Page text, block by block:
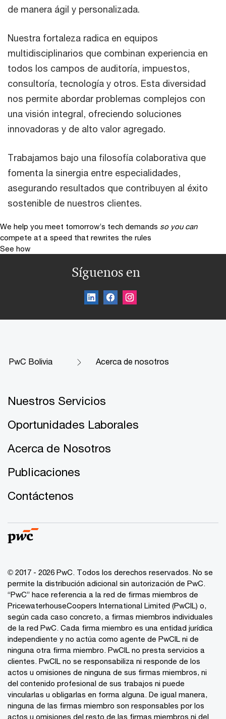
de manera ágil y personalizada.
Nuestra fortaleza radica en equipos
multidisciplinarios que combinan experiencia en
todos los campos de auditoría, impuestos,
consultoría, tecnología y otros. Esta diversidad
nos permite abordar problemas complejos con
una visión integral, ofreciendo soluciones
innovadoras y de alto valor agregado.
Trabajamos bajo una filosofía colaborativa que
fomenta la sinergia entre especialidades,
asegurando resultados que contribuyen al éxito
sostenible de nuestros clientes.
We help you meet tomorrow’s tech demands so you can
compete at a speed that rewrites the rules
See how
Síguenos en
PwC Bolivia Acerca de nosotros
Nuestros Servicios
Oportunidades Laborales
Acerca de Nosotros
Publicaciones
Contáctenos
© 2017 - 2026 PwC. Todos los derechos reservados. No se
permite la distribución adicional sin autorización de PwC.
“PwC” hace referencia a la red de firmas miembros de
PricewaterhouseCoopers International Limited (PwCIL) o,
según cada caso concreto, a firmas miembros individuales
de la red PwC. Cada firma miembro es una entidad jurídica
independiente y no actúa como agente de PwCIL ni de
ninguna otra firma miembro. PwCIL no presta servicios a
clientes. PwCIL no se responsabiliza ni responde de los
actos u omisiones de ninguna de sus firmas miembros, ni
del contenido profesional de sus trabajos ni puede
vincularlas u obligarlas en forma alguna. De igual manera,
ninguna de las firmas miembro son responsables por los
actos u omisiones del resto de las firmas miembros ni del